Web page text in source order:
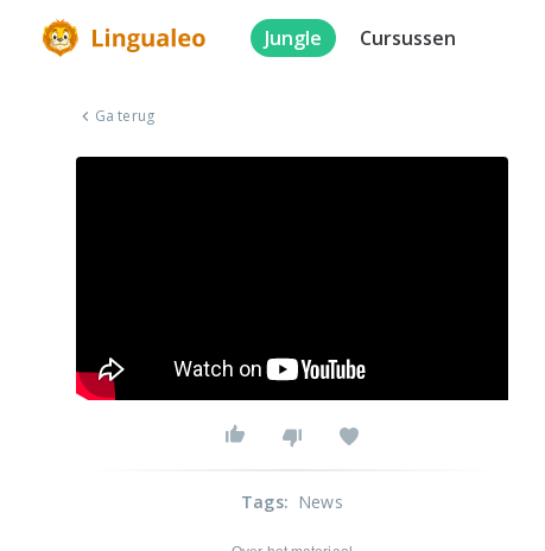
Jungle Cursussen
Ga terug
Tags: News